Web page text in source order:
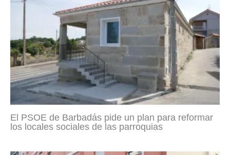
El PSOE de Barbadás pide un plan para reformar
los locales sociales de las parroquias